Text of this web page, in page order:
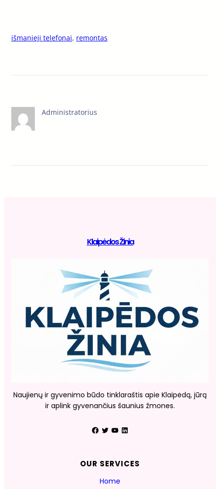
išmanieji telefonai, remontas
Administratorius
Klaipėdos Žinia
Naujienų ir gyvenimo būdo tinklaraštis apie Klaipėdą, jūrą
ir aplink gyvenančius šaunius žmones.
Facebook Twitter YouTube LinkedIn
OUR SERVICES
Home